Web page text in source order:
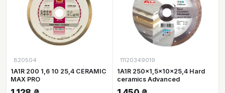
820504
1A1R 200 1,6 10 25,4 CERAMIC
MAX PRO
11120349019
1A1R 250x1,5x10x25,4 Hard
ceramics Advanсed